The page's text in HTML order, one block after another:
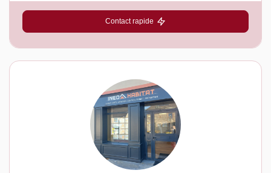
Contact rapide